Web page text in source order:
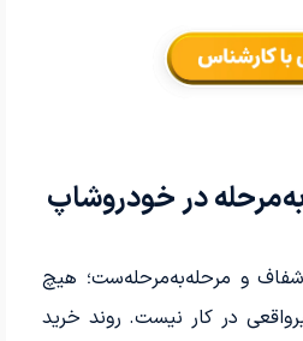
در خودروشاپ
و مرحله‌به‌مرحله‌ست؛ هیچ
در کار نیست. روند خرید